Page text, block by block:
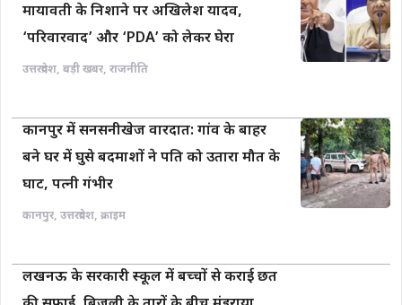
मायावती के निशाने पर अखिलेश यादव,
‘परिवारवाद’ और ‘PDA’ को लेकर घेरा
उत्तरप्रदेश, बड़ी खबर, राजनीति
कानपुर में सनसनीखेज वारदात: गांव के बाहर
बने घर में घुसे बदमाशों ने पति को उतारा मौत के
घाट, पत्नी गंभीर
कानपुर, उत्तरप्रदेश, क्राइम
लखनऊ के सरकारी स्कूल में बच्चों से कराई छत